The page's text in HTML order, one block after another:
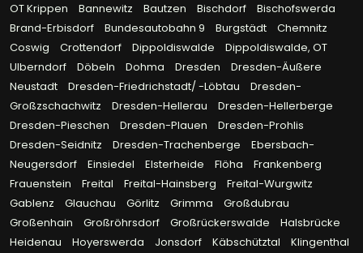
OT Krippen
Bannewitz Bautzen Bischdorf
Bischofswerda
Brand-Erbisdorf
Bundesautobahn 9 Burgstädt
Chemnitz
Coswig
Crottendorf Dippoldiswalde
Dippoldiswalde, OT
Ulberndorf
Döbeln Dohma Dresden
Dresden-Äußere
Neustadt
Dresden-Friedrichstadt/ -Löbtau
Dresden-
Großzschachwitz
Dresden-Hellerau
Dresden-Hellerberge
Dresden-Pieschen
Dresden-Plauen
Dresden-Prohlis
Dresden-Seidnitz
Dresden-Trachenberge
Ebersbach-
Neugersdorf
Einsiedel Elsterheide Flöha
Frankenberg
Frauenstein
Freital Freital-Hainsberg
Freital-Wurgwitz
Gablenz
Glauchau Görlitz Grimma
Großdubrau
Großenhain
Großröhrsdorf Großrückerswalde
Halsbrücke
Heidenau
Hoyerswerda Jonsdorf Käbschütztal
Klingenthal